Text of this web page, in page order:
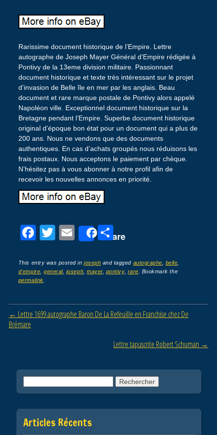
Rarissime document historique de l’Empire. Lettre
autographe de Joseph Mayer Général d’Empire rédigée à
Pontivy de la 13eme division militaire. Passionnant
document historique et texte très intéressant sur le projet
d’invasion de Belle île en mer par les anglais. Beau
document et rare marque postale de Pontivy alors appelé
Napoléon ville. Exceptionnel document historique sur la
Bretagne pendant l’Empire. Superbe document historique
original d’époque bon état pour un document qui a plus de
200 ans. Nous ne vendons que des documents
authentiques. En cas d’achats groupés nous réduisons les
frais postaux. Nous acceptons le paiement par chèque.
N’hésitez pas à vous abonner à notre profil afin de
recevoir les nouvelles annonces en priorité.
F
c
e
o
T
tt
er
E
ail
Share
P
ta
g
This entry was posted injoseph and tagged autographe belle
d'empire ,general, joseph ,mayer, pontivy, rare . Bookmark the
permalink
Post navigation
← Lettre 1699 autographe Baron De La Refeuille en Franchise chez De
Brémare
Lettre tapuscrite Robert Schuman →
Articles Récents